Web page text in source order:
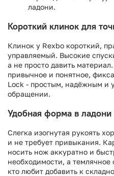
ладони.
Короткий клинок для
Клинок у Rexbo короткий,
управляемый. Высокие
а не просто давить
привычное и понятное,
Lock - простым, надёжным и
обращении.
Удобная форма в ладони
Слегка изогнутая рукоять
и не требует привыкания.
носить нож аккуратно и
необходимости, а темлячное
кто любит добавить к